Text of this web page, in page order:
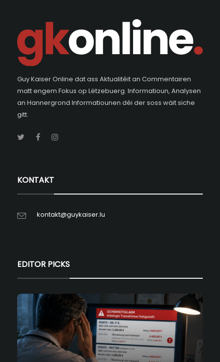
Guy Kaiser Online dat ass Aktualitéit an Commentairen
matt engem Fokus op Lëtzebuerg. Informatioun, Analysen
an Hannergrond Informatiounen déi der soss wäit siche
gitt.
KONTAKT
kontakt@guykaiser.lu
EDITOR PICKS